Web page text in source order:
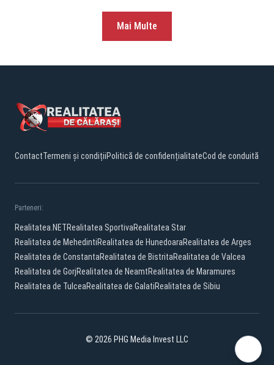
Mai Multe
ContactTermeni și condițiiPolitică de confidențialitateCod de conduită
Parteneri:
Realitatea.NETRealitatea SportivaRealitatea Star
Realitatea de MehedintiRealitatea de HunedoaraRealitatea de Arges
Realitatea de ConstantaRealitatea de BistritaRealitatea de Valcea
Realitatea de GorjRealitatea de NeamtRealitatea de Maramures
Realitatea de TulceaRealitatea de GalatiRealitatea de Sibiu
© 2026 PHG Media Invest LLC